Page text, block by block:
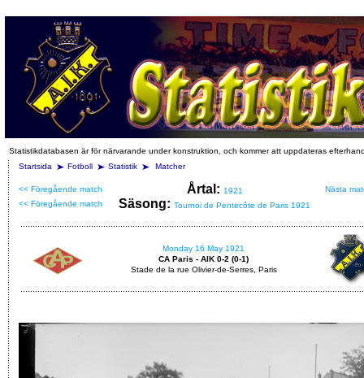
Statistikdatabasen är för närvarande under konstruktion, och kommer att uppdateras
Startsida
Fotboll Statistik Matcher
<< Föregående match Årtal: 1921
Nästa
<< Föregående match
Säsong: Tournoi de Pentecôte de Paris 1921
Monday 16 May 1921
CA Paris - AIK 0-2 (0-1)
Stade de la rue Olivier-de-Serres, Paris